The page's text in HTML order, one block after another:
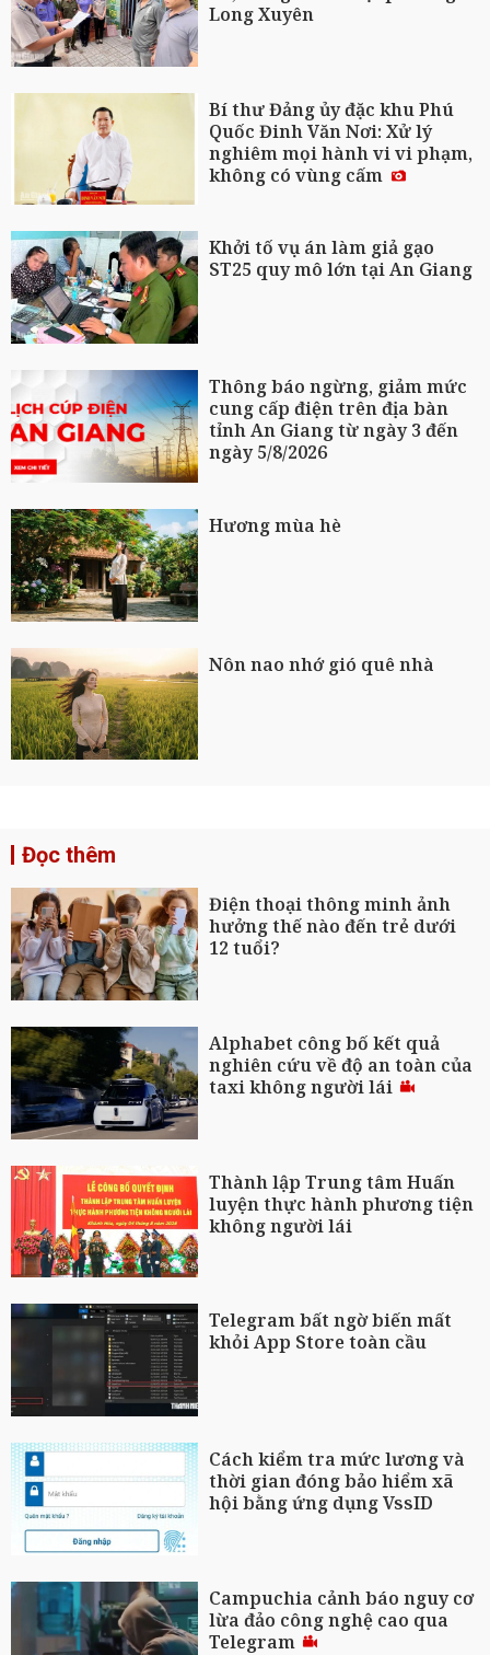
Long Xuyên
Bí thư Đảng ủy đặc khu Phú
Quốc Đinh Văn Nơi: Xử lý
nghiêm mọi hành vi vi phạm,
không có vùng cấm
Khởi tố vụ án làm giả gạo
ST25 quy mô lớn tại An Giang
Thông báo ngừng, giảm mức
cung cấp điện trên địa bàn
tỉnh An Giang từ ngày 3 đến
ngày 5/8/2026
Hương mùa hè
Nôn nao nhớ gió quê nhà
Đọc thêm
Điện thoại thông minh ảnh
hưởng thế nào đến trẻ dưới
12 tuổi?
Alphabet công bố kết quả
nghiên cứu về độ an toàn của
taxi không người lái
Thành lập Trung tâm Huấn
luyện thực hành phương tiện
không người lái
Telegram bất ngờ biến mất
khỏi App Store toàn cầu
Cách kiểm tra mức lương và
thời gian đóng bảo hiểm xã
hội bằng ứng dụng VssID
Campuchia cảnh báo nguy cơ
lừa đảo công nghệ cao qua
Telegram